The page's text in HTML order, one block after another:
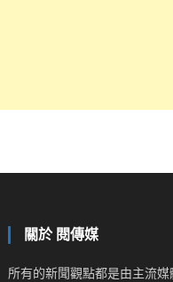
關於 閱傳媒
所有的新聞觀點都是由主流